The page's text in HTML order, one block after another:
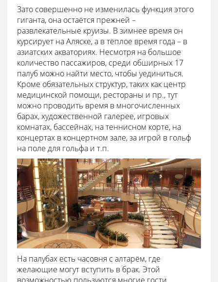
Зато совершенно не изменилась функция этого
гиганта, она остаётся прежней –
развлекательные круизы. В зимнее время он
курсирует на Аляске, а в тёплое время года – в
азиатских акваториях. Несмотря на большое
количество пассажиров, среди обширных 17
палуб можно найти место, чтобы уединиться.
Кроме обязательных структур, таких как центр
медицинской помощи, рестораны и пр., тут
можно проводить время в многочисленных
барах, художественной галерее, игровых
комнатах, бассейнах, на теннисном корте, на
концертах в концертном зале, за игрой в гольф
на поле для гольфа и т.п.
На палубах есть часовня с алтарём, где
желающие могут вступить в брак. Этой